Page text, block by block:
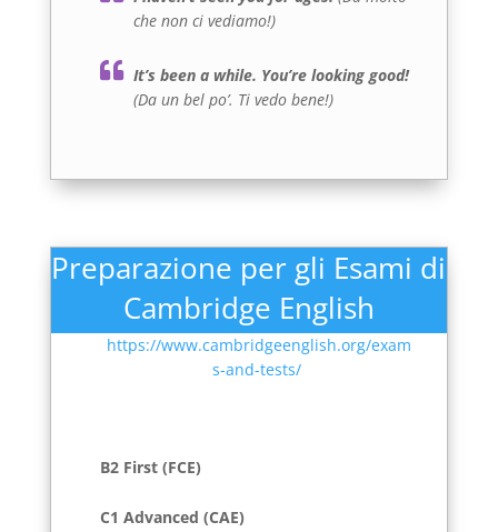
che non ci vediamo!)
It’s been a while. You’re looking good!
(Da un bel po’. Ti vedo bene!)
Preparazione per gli Esami di
Cambridge English
https://www.cambridgeenglish.org/exam
s-and-tests/
B2 First (FCE)
C1 Advanced (CAE)